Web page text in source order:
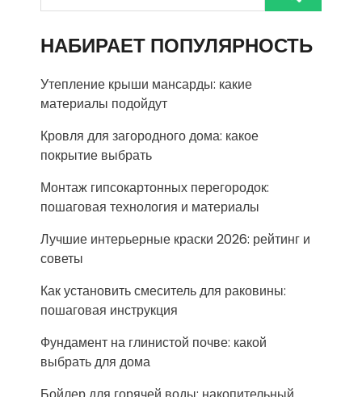
НАБИРАЕТ ПОПУЛЯРНОСТЬ
Утепление крыши мансарды: какие
материалы подойдут
Кровля для загородного дома: какое
покрытие выбрать
Монтаж гипсокартонных перегородок:
пошаговая технология и материалы
Лучшие интерьерные краски 2026: рейтинг и
советы
Как установить смеситель для раковины:
пошаговая инструкция
Фундамент на глинистой почве: какой
выбрать для дома